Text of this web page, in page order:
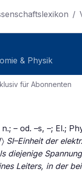
/
& Physik
für Abonnenten
n.; – od. –s, –; El.;
SI–Einheit der
diejenige
Leiters, in der